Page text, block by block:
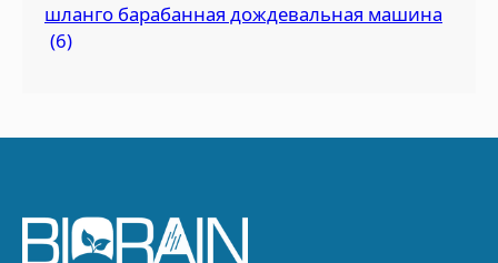
шланго барабанная дождевальная машина
(6)